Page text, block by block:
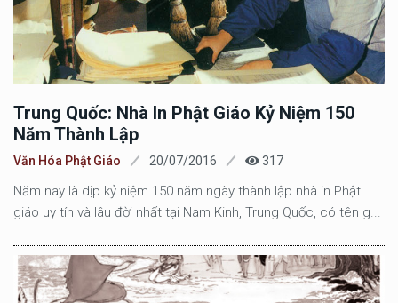
Trung Quốc: Nhà In Phật Giáo Kỷ Niệm 150
Năm Thành Lập
Văn Hóa Phật Giáo 20/07/2016 317
Năm nay là dịp kỷ niệm 150 năm ngày thành lập nhà in Phật
giáo uy tín và lâu đời nhất tại Nam Kinh, Trung Quốc, có tên g...